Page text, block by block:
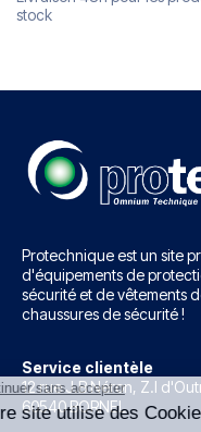
stock
Protechnique est un site
d'équipements de
sécurité et de vêtements
chaussures de sécurité !
Service clientèle
12 rue J.B Néron, Z.I
60540 BORNEL